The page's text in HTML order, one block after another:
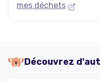
mes déchets
Découvrez